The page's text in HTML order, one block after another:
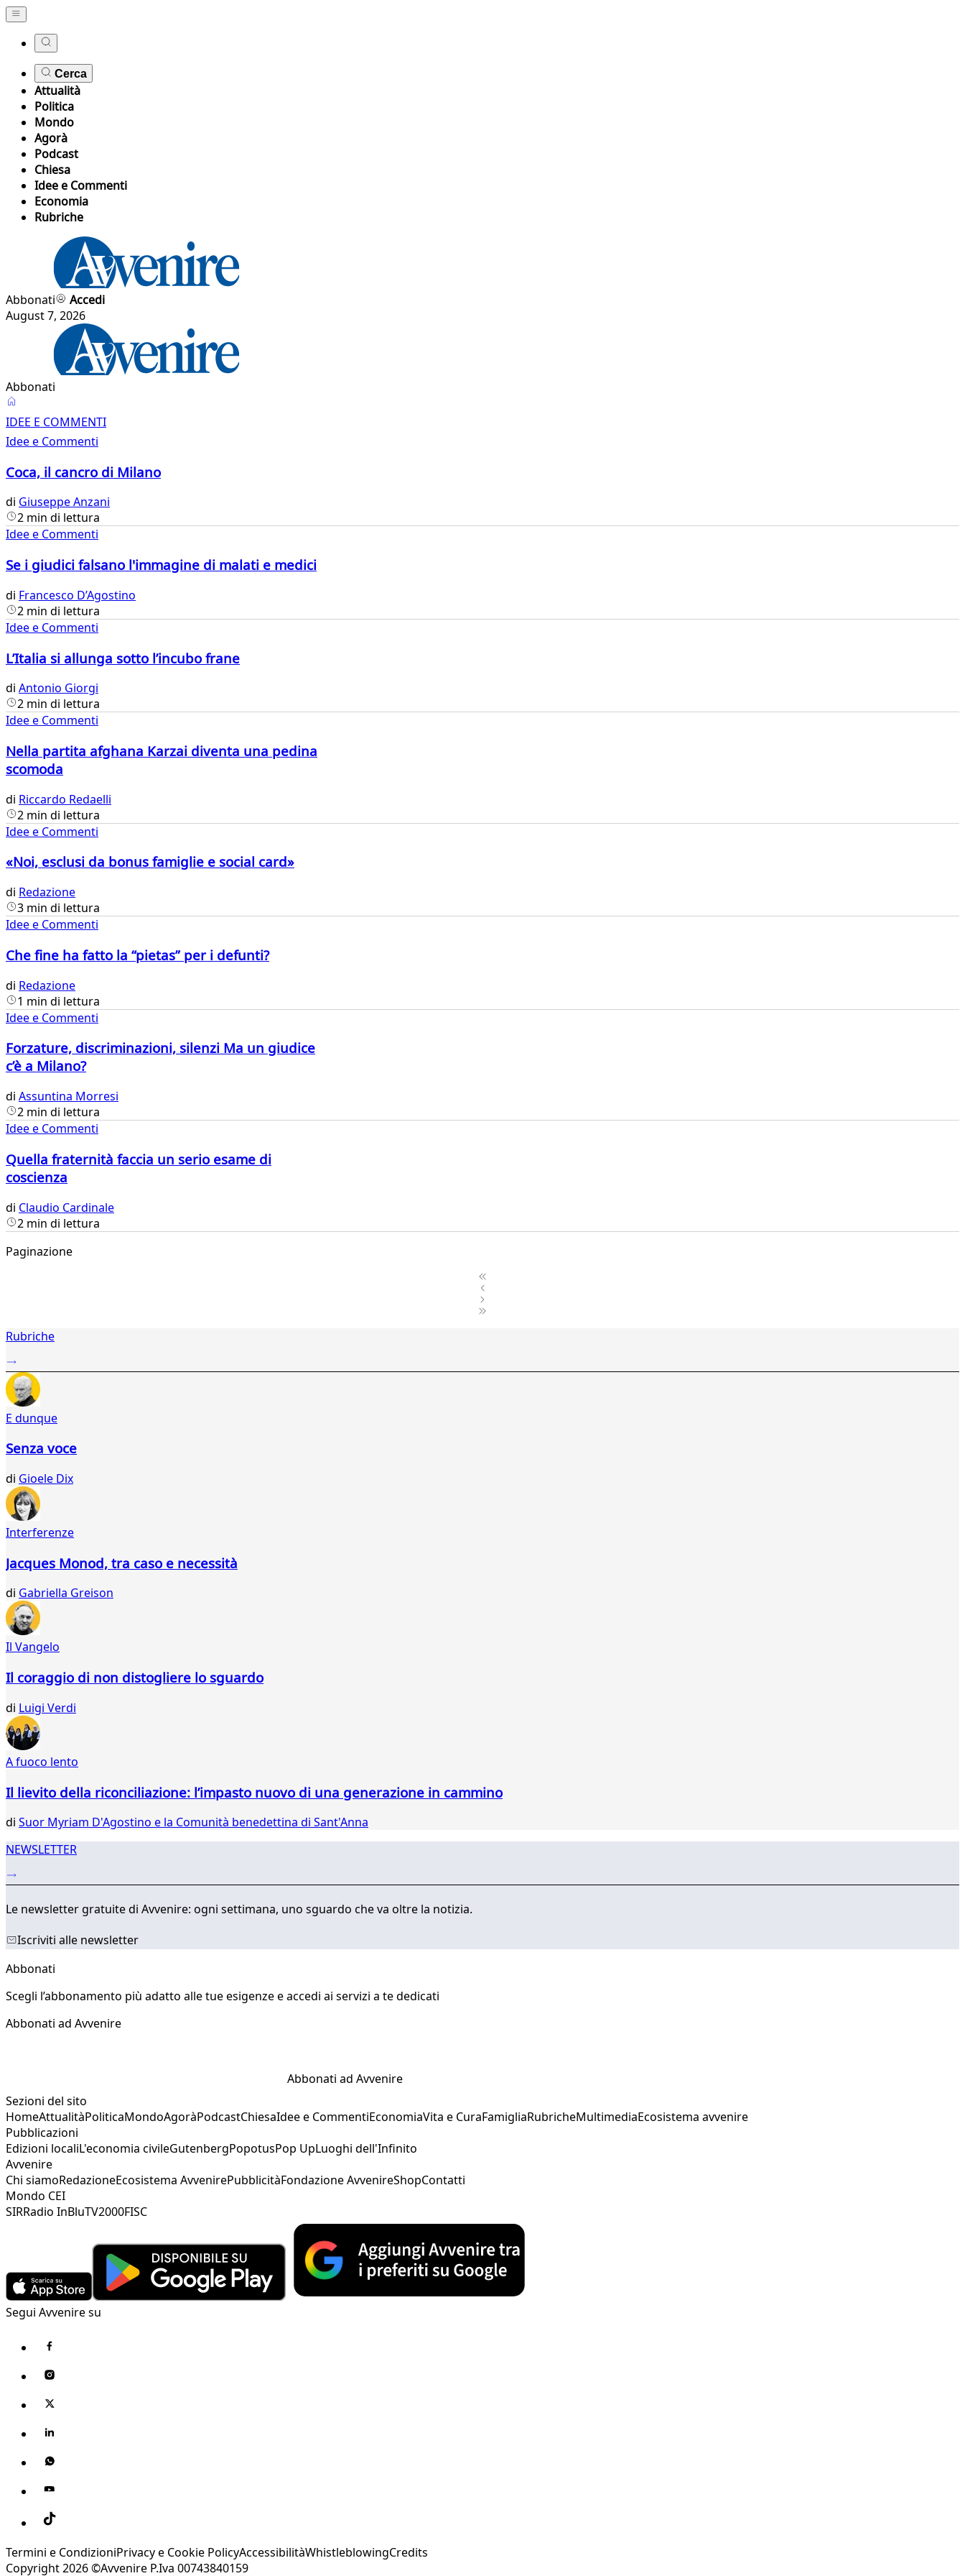
Cerca
Attualità
Politica
Mondo
Agorà
Podcast
Chiesa
Idee e Commenti
Economia
Rubriche
Abbonati
Accedi
August 7, 2026
Abbonati
Idee
e
Commenti
IDEE E COMMENTI
Idee e Commenti
Coca, il cancro di Milano
di Giuseppe Anzani
2 min di lettura
Idee e Commenti
Se i giudici falsano l'immagine di malati e medici
di Francesco D’Agostino
2 min di lettura
Idee e Commenti
L’Italia si allunga sotto l’incubo frane
di Antonio Giorgi
2 min di lettura
Idee e Commenti
Nella partita afghana Karzai diventa una pedina
scomoda
di Riccardo Redaelli
2 min di lettura
Idee e Commenti
«Noi, esclusi da bonus famiglie e social card»
di Redazione
3 min di lettura
Idee e Commenti
Che fine ha fatto la “pietas” per i defunti?
di Redazione
1 min di lettura
Idee e Commenti
Forzature, discriminazioni, silenzi Ma un giudice
c’è a Milano?
di Assuntina Morresi
2 min di lettura
Idee e Commenti
Quella fraternità faccia un serio esame di
coscienza
di Claudio Cardinale
2 min di lettura
Paginazione
2
...
Rubriche
E dunque
Senza voce
di Gioele Dix
Interferenze
Jacques Monod, tra caso e necessità
di Gabriella Greison
Il Vangelo
Il coraggio di non distogliere lo sguardo
di Luigi Verdi
A fuoco lento
Il lievito della riconciliazione: l’impasto nuovo di una generazione in cammino
di Suor Myriam D'Agostino e la Comunità benedettina di Sant'Anna
NEWSLETTER
Le newsletter gratuite di Avvenire: ogni settimana, uno sguardo che va oltre la notizia.
Iscriviti alle newsletter
Abbonati
Scegli l’abbonamento più adatto alle tue esigenze e accedi ai servizi a te dedicati
Abbonati ad Avvenire
Abbonati ad Avvenire
Sezioni del sito
HomeAttualitàPoliticaMondoAgoràPodcastChiesaIdee e CommentiEconomiaVita e CuraFamigliaRubricheMultimediaEcosistema avvenire
Pubblicazioni
Edizioni localiL'economia civileGutenbergPopotusPop UpLuoghi dell'Infinito
Avvenire
Chi siamoRedazioneEcosistema AvvenirePubblicitàFondazione AvvenireShopContatti
Mondo CEI
SIRRadio InBluTV2000FISC
Segui Avvenire su
Termini e CondizioniPrivacy e Cookie PolicyAccessibilitàWhistleblowingCredits
Copyright 2026 ©Avvenire P.Iva 00743840159